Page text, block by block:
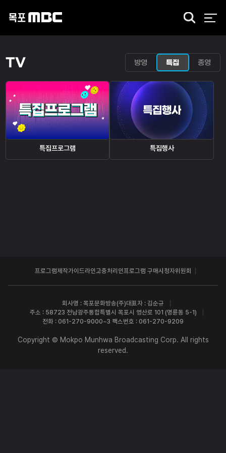
검
TV 방영 특집 종영
특집프로그램 특집행사
프로그램제작가이드라인고충처리인프로그램 구매시청자위원회
회사명 : 목포문화방송(주)대표자 : 김순규
주소 : 58723 전남광주통합특별시 목포시 영산로 101 (명륜동 5-1)
전화 : 061-270-9000~3 팩스번호 : 061-270-9209
Copyright © Mokpo Munhwa Broadcasting Corp. All rights
reserved.